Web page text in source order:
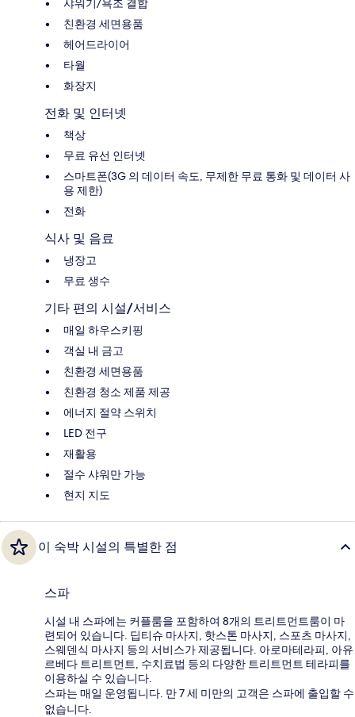
샤워기/욕조 결합
친환경 세면용품
헤어드라이어
타월
화장지
전화 및 인터넷
책상
무료 유선 인터넷
스마트폰(3G 의 데이터 속도, 무제한 무료 통화 및 데이터 사
용 제한)
전화
식사 및 음료
냉장고
무료 생수
기타 편의 시설/서비스
매일 하우스키핑
객실 내 금고
친환경 세면용품
친환경 청소 제품 제공
에너지 절약 스위치
LED 전구
재활용
절수 샤워만 가능
현지 지도
이 숙박 시설의 특별한 점
스파
시설 내 스파에는 커플룸을 포함하여 8개의 트리트먼트룸이 마
련되어 있습니다. 딥티슈 마사지, 핫스톤 마사지, 스포츠 마사지,
스웨덴식 마사지 등의 서비스가 제공됩니다. 아로마테라피, 아유
르베다 트리트먼트, 수치료법 등의 다양한 트리트먼트 테라피를
이용하실 수 있습니다.
스파는 매일 운영됩니다. 만 7 세 미만의 고객은 스파에 출입할 수
없습니다.